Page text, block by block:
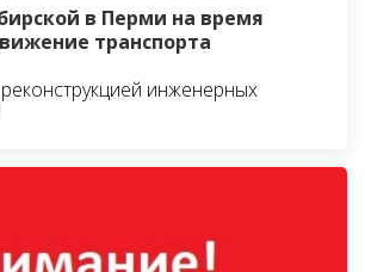
в Перми на время
транспорта
инженерных